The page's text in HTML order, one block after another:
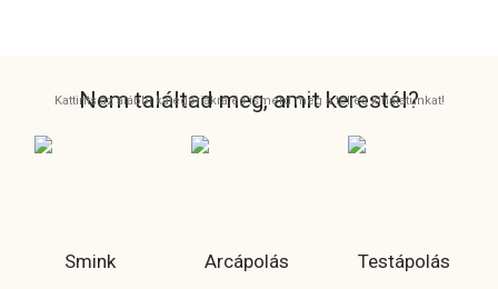
Nem találtad meg, amit kerestél?
Kattints az alábbi kategóriákra és ismerd meg a teljes kínálatunkat!
Smink Arcápolás Testápolás